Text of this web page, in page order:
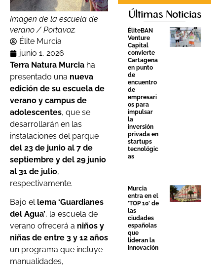
Imagen de la escuela de
verano / Portavoz.
Élite Murcia
junio 1, 2026
Terra Natura Murcia ha
presentado una nueva
edición de su escuela de
verano y campus de
adolescentes, que se
desarrollarán en las
instalaciones del parque
del 23 de junio al 7 de
septiembre y del 29 junio
al 31 de julio,
respectivamente.
Bajo ellema ‘Guardianes
del Agua’, la escuela de
verano ofrecerá a niños y
niñas de entre 3 y 12 años
un programa que incluye
manualidades,
Últimas Noticias
ÉliteBAN
Venture
Capital
convierte
Cartagena
en punto
de
encuentro
de
empresari
os para
impulsar
la
inversión
privada en
startups
tecnológic
as
Murcia
entra en el
‘TOP 10’ de
las
ciudades
españolas
que
lideran la
innovación